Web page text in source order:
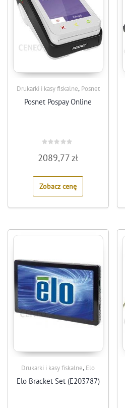
Drukarki i kasy fiskalne, Posnet
Posnet Pospay Online
0
out
5
2089,77zł
Zobacz cenę
Drukarki i kasy fiskalne, Elo
Elo Bracket Set (E203787)